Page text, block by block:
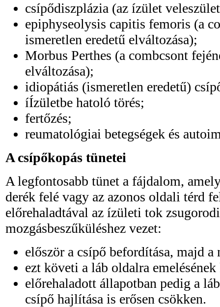
csípődiszplázia (az ízület
epiphyseolysis capitis femoris (a
ismeretlen eredetű elváltozása);
Morbus Perthes (a combcsont
elváltozása);
idiopátiás (ismeretlen eredetű)
íÍzületbe hatoló törés;
fertőzés;
reumatológiai betegségek és
A csípőkopás tünetei
A legfontosabb tünet a fájdalom,
derék felé vagy az azonos oldali térd
előrehaladtával az ízületi tok
mozgásbeszűküléshez vezet:
először a csípő befordítása, majd a
ezt követi a láb oldalra
előrehaladott állapotban pedig a
csípő hajlítása is erősen csökken.